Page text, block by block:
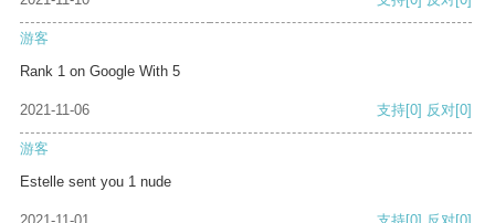
游客
Rank 1 on Google With 5
2021-11-06 支持[0] 反对[0]
游客
Estelle sent you 1 nude